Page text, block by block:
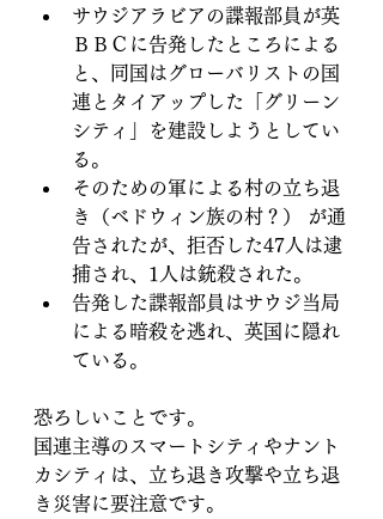
サウジアラビアの諜報部員が英
ＢＢＣに告発したところによる
と、同国はグローバリストの国
連とタイアップした「グリーン
シティ」を建設しようとしてい
る。
そのための軍による村の立ち退
き（ベドウィン族の村？） が通
告されたが、拒否した47人は逮
捕され、1人は銃殺された。
告発した諜報部員はサウジ当局
による暗殺を逃れ、英国に隠れ
ている。
恐ろしいことです。
国連主導のスマートシティやナント
カシティは、立ち退き攻撃や立ち退
き災害に要注意です。